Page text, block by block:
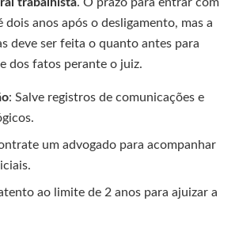
dois anos após o desligamento, mas a
deve ser feita o quanto antes para
dos fatos perante o juiz.
: Salve registros de comunicações e
um advogado para acompanhar
ao limite de 2 anos para ajuizar a